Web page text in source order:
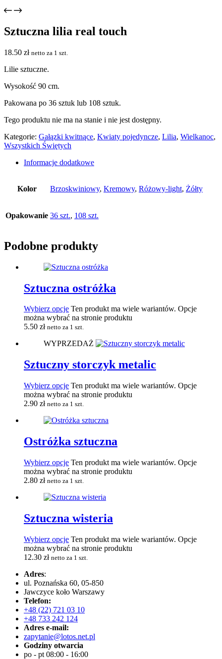
Sztuczna lilia real touch
18.50 zł netto za 1 szt.
Lilie sztuczne.
Wysokość 90 cm.
Pakowana po 36 sztuk lub 108 sztuk.
Tego produktu nie ma na stanie i nie jest dostępny.
Kategorie: Gałązki kwitnące, Kwiaty pojedyncze, Lilia, Wielkanoc,
Wszystkich Świętych
Informacje dodatkowe
Kolor Brzoskwiniowy, Kremowy, Różowy-light, Żółty
Opakowanie 36 szt., 108 szt.
Podobne produkty
Sztuczna ostróżka
Wybierz opcje Ten produkt ma wiele wariantów. Opcje
można wybrać na stronie produktu
5.50 zł netto za 1 szt.
WYPRZEDAŻ
Sztuczny storczyk metalic
Wybierz opcje Ten produkt ma wiele wariantów. Opcje
można wybrać na stronie produktu
2.90 zł netto za 1 szt.
Ostróżka sztuczna
Wybierz opcje Ten produkt ma wiele wariantów. Opcje
można wybrać na stronie produktu
2.80 zł netto za 1 szt.
Sztuczna wisteria
Wybierz opcje Ten produkt ma wiele wariantów. Opcje
można wybrać na stronie produktu
12.30 zł netto za 1 szt.
Adres:
ul. Poznańska 60, 05-850
Jawczyce koło Warszawy
Telefon:
+48 (22) 721 03 10
+48 733 242 124
Adres e-mail:
zapytanie@lotos.net.pl
Godziny otwarcia
po - pt 08:00 - 16:00